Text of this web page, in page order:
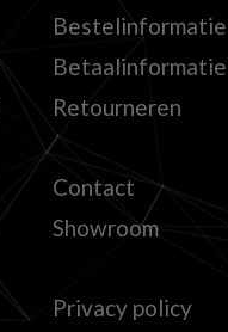
Bestelinformatie
Betaalinformatie
Retourneren
Contact
Showroom
Privacy policy